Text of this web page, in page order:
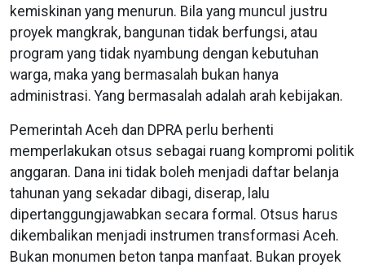
kemiskinan yang menurun. Bila yang muncul justru
proyek mangkrak, bangunan tidak berfungsi, atau
program yang tidak nyambung dengan kebutuhan
warga, maka yang bermasalah bukan hanya
administrasi. Yang bermasalah adalah arah kebijakan.
Pemerintah Aceh dan DPRA perlu berhenti
memperlakukan otsus sebagai ruang kompromi politik
anggaran. Dana ini tidak boleh menjadi daftar belanja
tahunan yang sekadar dibagi, diserap, lalu
dipertanggungjawabkan secara formal. Otsus harus
dikembalikan menjadi instrumen transformasi Aceh.
Bukan monumen beton tanpa manfaat. Bukan proyek